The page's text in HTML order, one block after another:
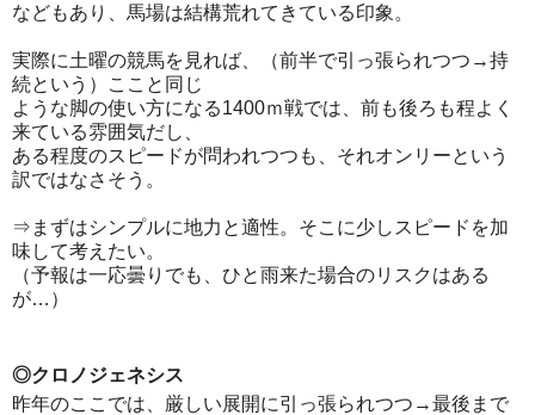
などもあり、馬場は結構荒れてきている印象。
実際に土曜の競馬を見れば、（前半で引っ張られつつ→持
続という）ここと同じ
ような脚の使い方になる1400ｍ戦では、前も後ろも程よく
来ている雰囲気だし、
ある程度のスピードが問われつつも、それオンリーという
訳ではなさそう。
⇒まずはシンプルに地力と適性。そこに少しスピードを加
味して考えたい。
（予報は一応曇りでも、ひと雨来た場合のリスクはある
が…）
◎クロノジェネシス
昨年のここでは、厳しい展開に引っ張られつつ→最後まで